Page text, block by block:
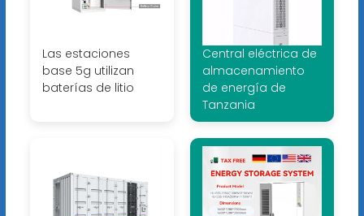
Las estaciones
base 5g utilizan
baterías de litio
Central eléctrica de
almacenamiento
de energía de
Tanzania